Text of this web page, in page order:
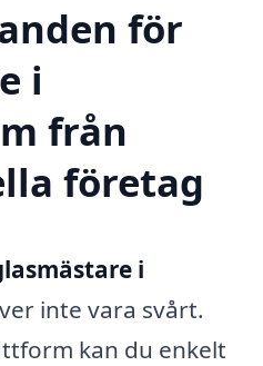
för
i
från
företag
i
inte vara svårt.
kan du enkelt